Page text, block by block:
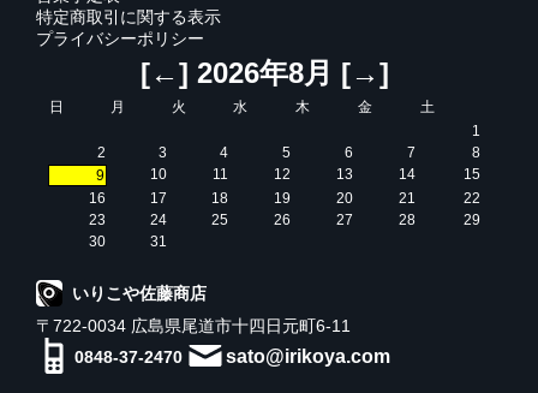
特定商取引に関する表示
プライバシーポリシー
[←] 2026年8月 [→]
日 月 火 水 木 金
土
1
2
3 4 5 6 7
8
9
10 11 12 13 14
15
16
17 18 19 20 21
22
23
24 25 26 27 28
29
30
31
いりこや佐藤商店
〒722-0034 広島県尾道市十四日元町6-11
0848-37-2470
sato@irikoya.com